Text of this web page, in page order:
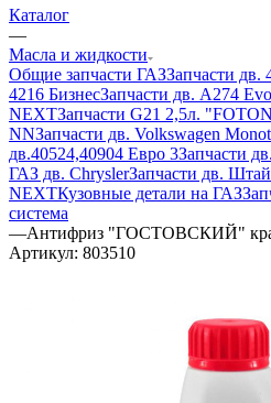
Каталог
—
Масла и жидкости
Общие запчасти ГАЗЗапчасти дв.
4216 БизнесЗапчасти дв. A274
NEXTЗапчасти G21 2,5л.
NNЗапчасти дв. Volkswagen
дв.40524,40904 Евро 3Запчасти
ГАЗ дв. ChryslerЗапчасти дв.
NEXTКузовные детали на ГАЗ
система
—Антифриз "ГОСТОВСКИЙ"
Артикул: 803510